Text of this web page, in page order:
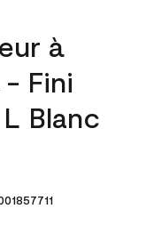
à
- Fini
Blanc